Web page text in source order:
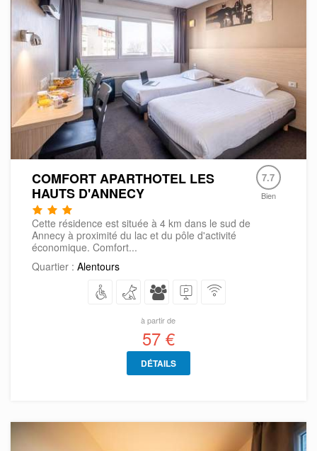
COMFORT APARTHOTEL LES
HAUTS D'ANNECY
7.7
Bien
Cette résidence est située à 4 km dans le sud de
Annecy à proximité du lac et du pôle d'activité
économique. Comfort...
Quartier : Alentours
à partir de
57 €
DÉTAILS